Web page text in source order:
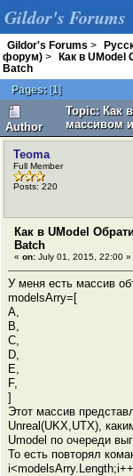
Gildor's Forums
Gildor's Forums >
форум) >
Как в UModel
Batch
Pages: [1]
Author
Topic: Как
массивом
Teoma
Full Member
Posts: 220
Как в UModel
Batch
« on: July 01, 2015, 22:00 »
У меня есть массив
modelsArry=[
A,
B,
C,
D,
E,
F,
]
Этот массив
Unreal(UKX,UTX),
Umodel по очереди
То есть повторял